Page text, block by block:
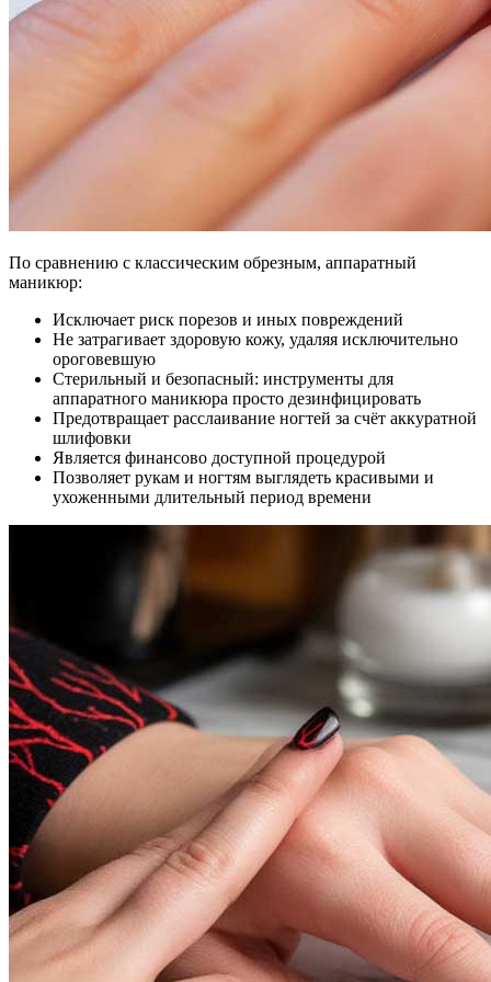
По сравнению с классическим обрезным, аппаратный
маникюр:
Исключает риск порезов и иных повреждений
Не затрагивает здоровую кожу, удаляя исключительно
ороговевшую
Стерильный и безопасный: инструменты для
аппаратного маникюра просто дезинфицировать
Предотвращает расслаивание ногтей за счёт аккуратной
шлифовки
Является финансово доступной процедурой
Позволяет рукам и ногтям выглядеть красивыми и
ухоженными длительный период времени